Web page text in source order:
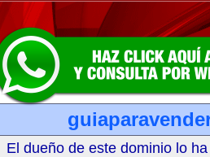
El dueño de este dominio lo